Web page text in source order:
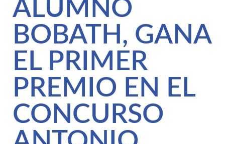
ALUMNO
BOBATH, GANA
EL PRIMER
PREMIO EN EL
CONCURSO